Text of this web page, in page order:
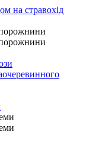
на стравохід